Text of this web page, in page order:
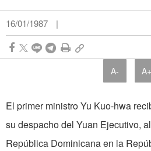
16/01/1987 |
A- A+
El primer ministro Yu Kuo-hwa
su despacho del Yuan Ejecutivo,
República Dominicana en la